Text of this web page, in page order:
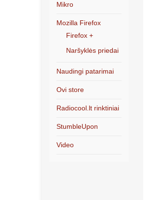
Mikro
Mozilla Firefox
Firefox +
Naršyklės priedai
Naudingi patarimai
Ovi store
Radiocool.lt rinktiniai
StumbleUpon
Video